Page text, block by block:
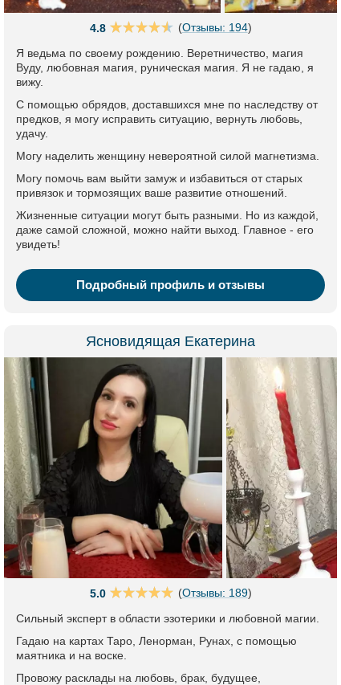
4.8 (Отзывы: 194)
Я ведьма по своему рождению. Веретничество, магия
Вуду, любовная магия, руническая магия. Я не гадаю, я
вижу.
С помощью обрядов, доставшихся мне по наследству от
предков, я могу исправить ситуацию, вернуть любовь,
удачу.
Могу наделить женщину невероятной силой магнетизма.
Могу помочь вам выйти замуж и избавиться от старых
привязок и тормозящих ваше развитие отношений.
Жизненные ситуации могут быть разными. Но из каждой,
даже самой сложной, можно найти выход. Главное - его
увидеть!
Подробный профиль и отзывы
Ясновидящая Екатерина
5.0 (Отзывы: 189)
Сильный эксперт в области эзотерики и любовной магии.
Гадаю на картах Таро, Ленорман, Рунах, с помощью
маятника и на воске.
Провожу расклады на любовь, брак, будущее,